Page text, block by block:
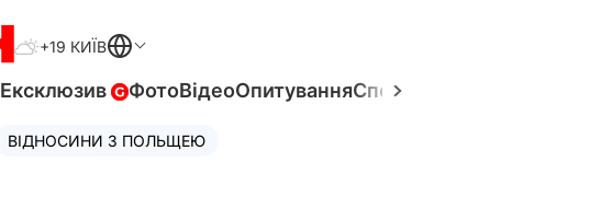
+19 КИЇВ
Ексклюзив ФотоВідеоОпитуванняСпецпроєкти
ВІДНОСИНИ З ПОЛЬЩЕЮ